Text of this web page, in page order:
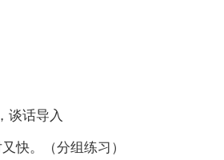
谈话导入
快。（分组练习）